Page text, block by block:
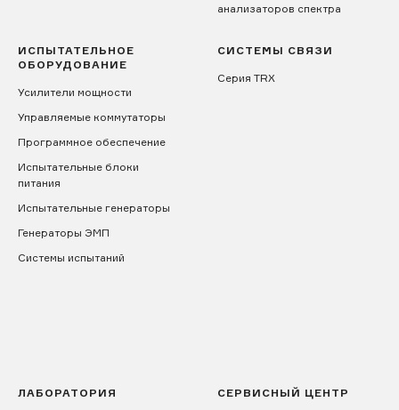
анализаторов спектра
ИСПЫТАТЕЛЬНОЕ
ОБОРУДОВАНИЕ
Усилители мощности
Управляемые коммутаторы
Программное обеспечение
Испытательные блоки
питания
Испытательные генераторы
Генераторы ЭМП
Системы испытаний
СИСТЕМЫ СВЯЗИ
Серия TRX
ЛАБОРАТОРИЯ СЕРВИСНЫЙ ЦЕНТР